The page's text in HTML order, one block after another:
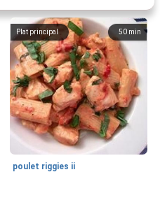
50 min
Plat principal
poulet riggies ii